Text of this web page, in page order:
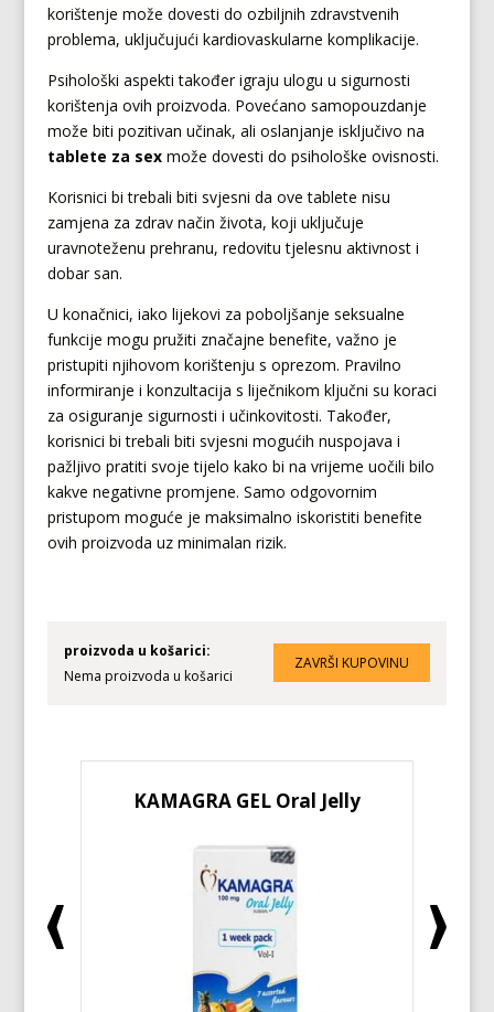
korištenje može dovesti do ozbiljnih zdravstvenih
problema, uključujući kardiovaskularne komplikacije.
Psihološki aspekti također igraju ulogu u sigurnosti
korištenja ovih proizvoda. Povećano samopouzdanje
može biti pozitivan učinak, ali oslanjanje isključivo na
tablete za sexmože dovesti do psihološke ovisnosti.
Korisnici bi trebali biti svjesni da ove tablete nisu
zamjena za zdrav način života, koji uključuje
uravnoteženu prehranu, redovitu tjelesnu aktivnost i
dobar san.
U konačnici, iako lijekovi za poboljšanje seksualne
funkcije mogu pružiti značajne benefite, važno je
pristupiti njihovom korištenju s oprezom. Pravilno
informiranje i konzultacija s liječnikom ključni su koraci
za osiguranje sigurnosti i učinkovitosti. Također,
korisnici bi trebali biti svjesni mogućih nuspojava i
pažljivo pratiti svoje tijelo kako bi na vrijeme uočili bilo
kakve negativne promjene. Samo odgovornim
pristupom moguće je maksimalno iskoristiti benefite
ovih proizvoda uz minimalan rizik.
proizvoda u košarici:
Nema proizvoda u košarici
KAMAGRA GEL Oral Jelly